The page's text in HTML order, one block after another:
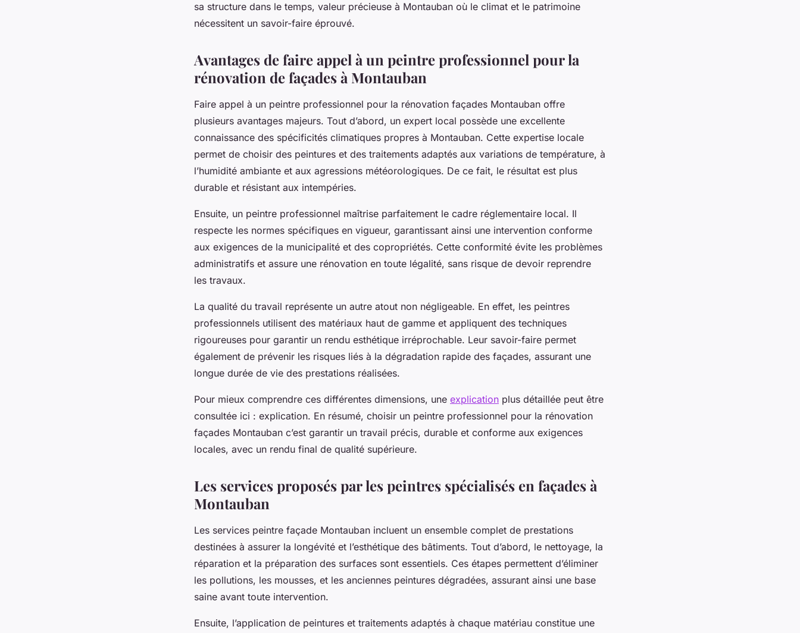
sa structure dans le temps, valeur précieuse à Montauban où le climat et le patrimoine
nécessitent un savoir-faire éprouvé.
Avantages de faire appel à un peintre professionnel pour la
rénovation de façades à Montauban
Faire appel à un peintre professionnel pour la rénovation façades Montauban offre
plusieurs avantages majeurs. Tout d’abord, un expert local possède une excellente
connaissance des spécificités climatiques propres à Montauban. Cette expertise locale
permet de choisir des peintures et des traitements adaptés aux variations de température, à
l’humidité ambiante et aux agressions météorologiques. De ce fait, le résultat est plus
durable et résistant aux intempéries.
Ensuite, un peintre professionnel maîtrise parfaitement le cadre réglementaire local. Il
respecte les normes spécifiques en vigueur, garantissant ainsi une intervention conforme
aux exigences de la municipalité et des copropriétés. Cette conformité évite les problèmes
administratifs et assure une rénovation en toute légalité, sans risque de devoir reprendre
les travaux.
La qualité du travail représente un autre atout non négligeable. En effet, les peintres
professionnels utilisent des matériaux haut de gamme et appliquent des techniques
rigoureuses pour garantir un rendu esthétique irréprochable. Leur savoir-faire permet
également de prévenir les risques liés à la dégradation rapide des façades, assurant une
longue durée de vie des prestations réalisées.
Pour mieux comprendre ces différentes dimensions, une explication plus détaillée peut être
consultée ici : explication. En résumé, choisir un peintre professionnel pour la rénovation
façades Montauban c’est garantir un travail précis, durable et conforme aux exigences
locales, avec un rendu final de qualité supérieure.
Les services proposés par les peintres spécialisés en façades à
Montauban
Les services peintre façade Montauban incluent un ensemble complet de prestations
destinées à assurer la longévité et l’esthétique des bâtiments. Tout d’abord, le nettoyage, la
réparation et la préparation des surfaces sont essentiels. Ces étapes permettent d’éliminer
les pollutions, les mousses, et les anciennes peintures dégradées, assurant ainsi une base
saine avant toute intervention.
Ensuite, l’application de peintures et traitements adaptés à chaque matériau constitue une